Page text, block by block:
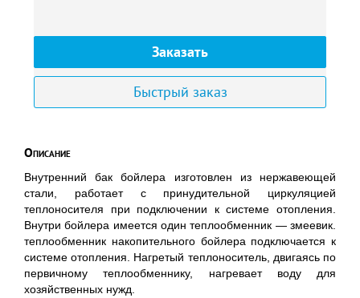
Заказать
Быстрый заказ
Описание
Внутренний бак бойлера изготовлен из нержавеющей
стали, работает с принудительной циркуляцией
теплоносителя при подключении к системе отопления.
Внутри бойлера имеется один теплообменник — змеевик.
теплообменник накопительного бойлера подключается к
системе отопления. Нагретый теплоноситель, двигаясь по
первичному теплообменнику, нагревает воду для
хозяйственных нужд.